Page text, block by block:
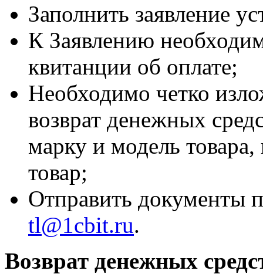
Заполнить заявление
К Заявлению
квитанции об оплате;
Необходимо четко
возврат денежных
марку и модель
товар;
Отправить документы
tl@1cbit.ru.
Возврат денежных